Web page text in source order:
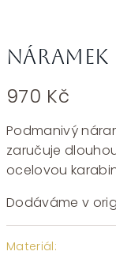
970 Kč
Podmanivý
zaručuje
ocelovou
Dodáváme v
Materiál: